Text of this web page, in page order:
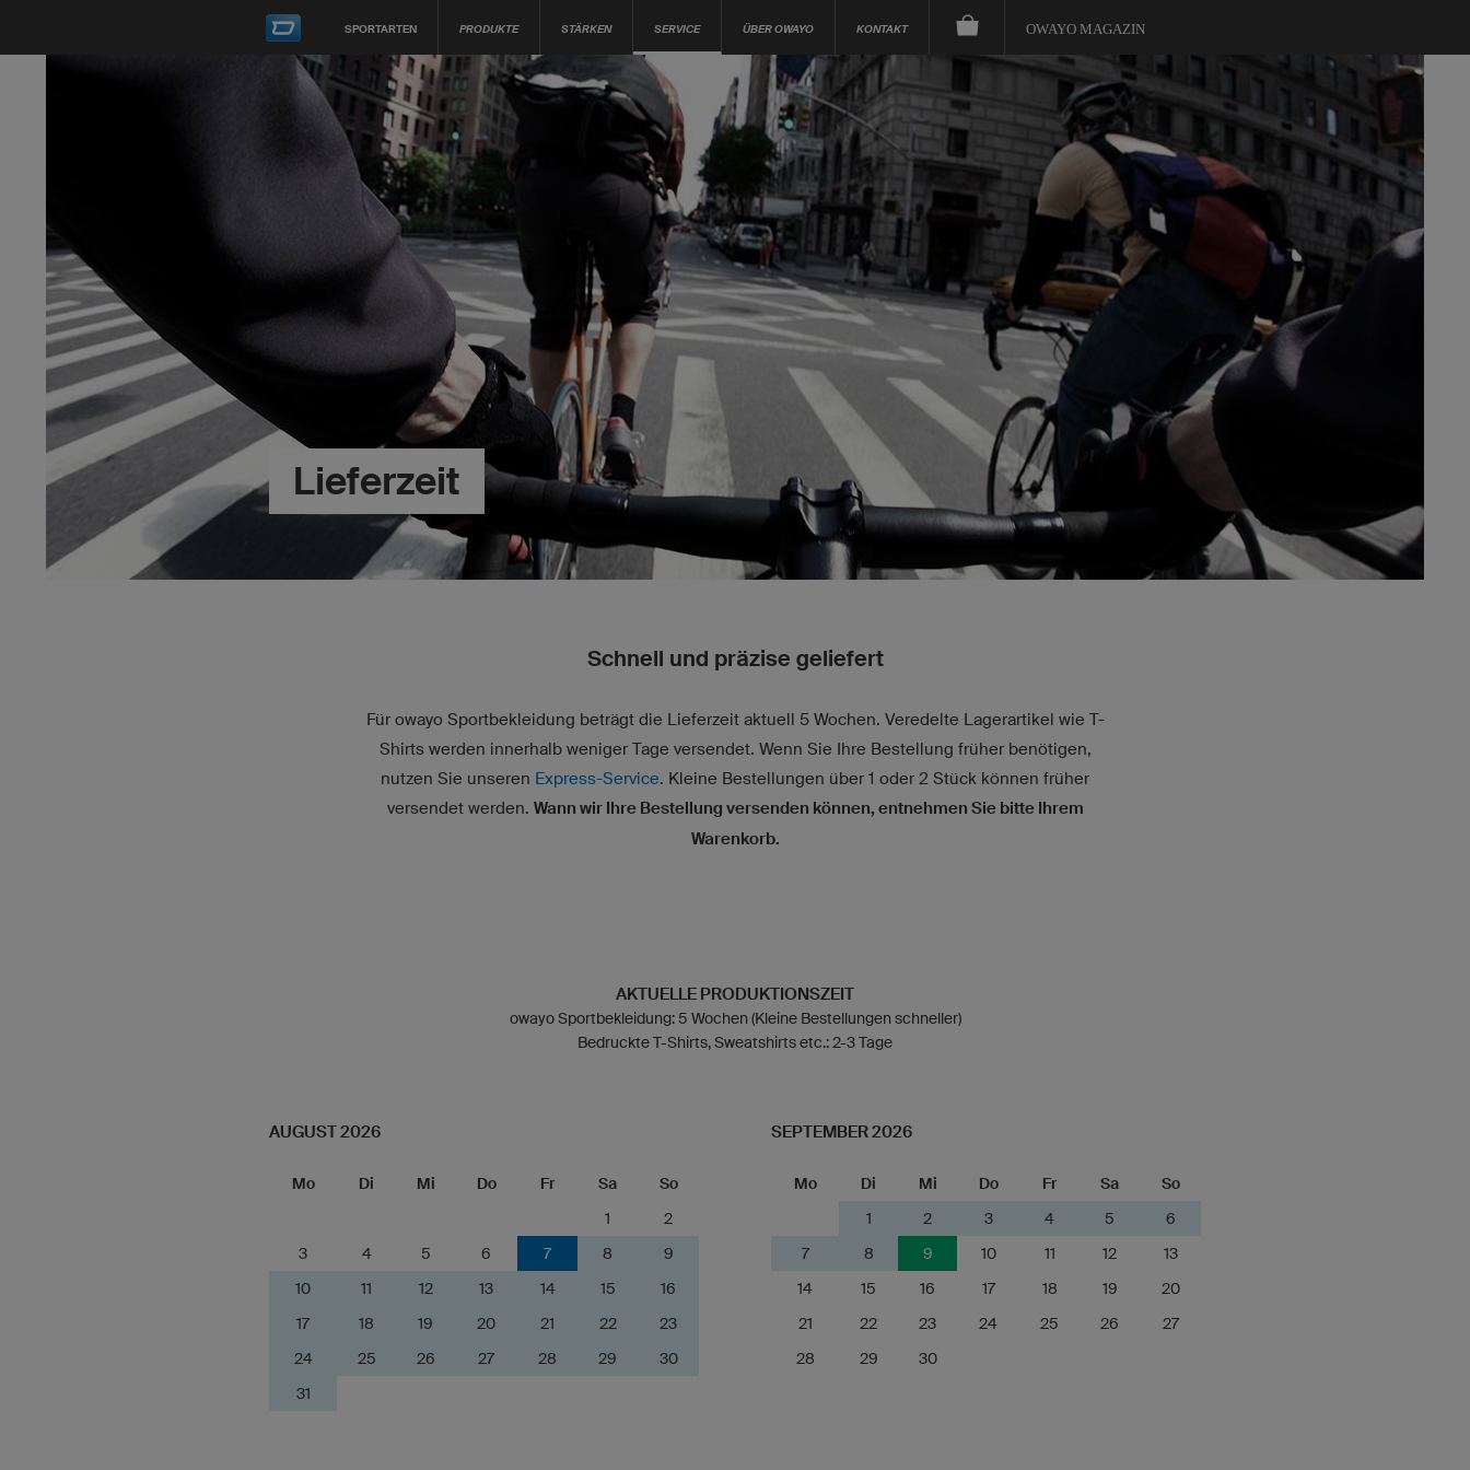
SPORTARTEN PRODUKTE STÄRKEN SERVICE ÜBER OWAYO KONTAKT OWAYO MAGAZIN
Lieferzeit
Schnell und präzise geliefert
Für owayo Sportbekleidung beträgt die Lieferzeit aktuell 5 Wochen. Veredelte Lagerartikel wie T-
Shirts werden innerhalb weniger Tage versendet. Wenn Sie Ihre Bestellung früher benötigen,
nutzen Sie unseren Express-Service. Kleine Bestellungen über 1 oder 2 Stück können früher
versendet werden. Wann wir Ihre Bestellung versenden können, entnehmen Sie bitte Ihrem
Warenkorb.
AKTUELLE PRODUKTIONSZEIT
owayo Sportbekleidung: 5 Wochen (Kleine Bestellungen schneller)
Bedruckte T-Shirts, Sweatshirts etc.: 2-3 Tage
AUGUST 2026
Mo Di Mi Do Fr Sa
So
1
2
3
4 5 6 7 8
9
10
11 12 13 14 15
16
17
18 19 20 21 22
23
24
25 26 27 28 29
30
31
SEPTEMBER 2026
Mo Di Mi Do Fr Sa
So
1
2 3 4 5
6
7
8 9 10 11 12
13
14
15 16 17 18 19
20
21
22 23 24 25 26
27
28
29 30